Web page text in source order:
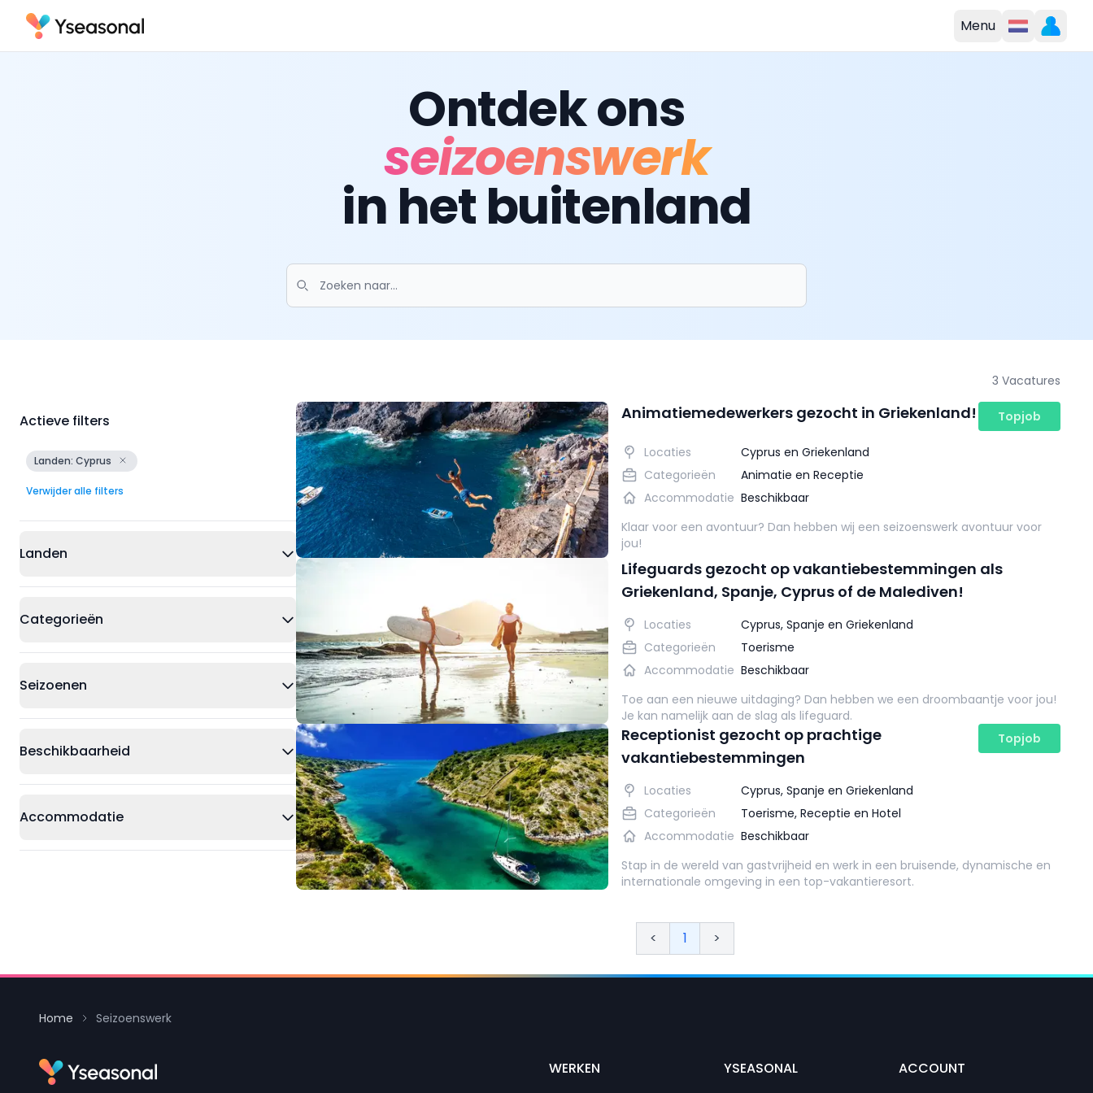
Menu
Ontdek ons
seizoenswerk
in het buitenland
3 Vacatures
Actieve filters
Landen: Cyprus
Verwijder alle filters
Landen
Categorieën
Seizoenen
Beschikbaarheid
Accommodatie
Animatiemedewerkers gezocht in Griekenland! Topjob
Locaties
Cyprus en Griekenland
Categorieën
Animatie en Receptie
Accommodatie Beschikbaar
Klaar voor een avontuur? Dan hebben wij een seizoenswerk avontuur voor
jou!
Lifeguards gezocht op vakantiebestemmingen als
Griekenland, Spanje, Cyprus of de Malediven!
Locaties
Cyprus, Spanje en Griekenland
Categorieën
Toerisme
Accommodatie Beschikbaar
Toe aan een nieuwe uitdaging? Dan hebben we een droombaantje voor jou!
Je kan namelijk aan de slag als lifeguard.
Receptionist gezocht op prachtige
vakantiebestemmingen
Topjob
Locaties
Cyprus, Spanje en Griekenland
Categorieën
Toerisme, Receptie en Hotel
Accommodatie Beschikbaar
Stap in de wereld van gastvrijheid en werk in een bruisende, dynamische en
internationale omgeving in een top-vakantieresort.
< 1 >
Home Seizoenswerk
WERKEN
YSEASONAL
ACCOUNT